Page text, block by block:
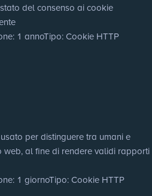
del consenso ai cookie
: 1 annoTipo: Cookie HTTP
per distinguere tra umani e
web, al fine di rendere validi rapporti
: 1 giornoTipo: Cookie HTTP